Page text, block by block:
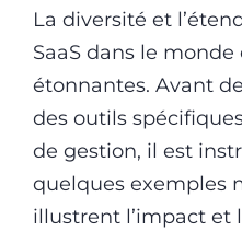
La diversité et
SaaS dans le
étonnantes. Avant
des outils
de gestion, il est
quelques exemples
illustrent l’impact et